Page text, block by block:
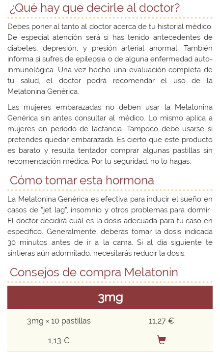
¿Qué hay que decirle al doctor?
Debes poner al tanto al doctor acerca de tu historial médico.
De especial atención será si has tenido antecedentes de
diabetes, depresión, y presión arterial anormal. También
informa si sufres de epilepsia o de alguna enfermedad auto-
inmunológica. Una vez hecho una evaluación completa de
tu salud, el doctor podrá recomendar el uso de la
Melatonina Genérica.
Las mujeres embarazadas no deben usar la Melatonina
Genérica sin antes consultar al médico. Lo mismo aplica a
mujeres en período de lactancia. Tampoco debe usarse si
pretendes quedar embarazada. Es cierto que este producto
es barato y resulta tentador comprar algunas pastillas sin
recomendación médica. Por tu seguridad, no lo hagas.
Cómo tomar esta hormona
La Melatonina Genérica es efectiva para inducir el sueño en
casos de “jet lag”, insomnio y otros problemas para dormir.
El doctor decidirá cuál es la dosis adecuada para tu caso en
específico. Generalmente, deberás tomar la dosis indicada
30 minutos antes de ir a la cama. Si al día siguiente te
sintieras aún adormilado, necesitarás reducir la dosis.
Consejos de compra Melatonin
3mg
3mg × 10 pastillas 11,27 €
1,13 €